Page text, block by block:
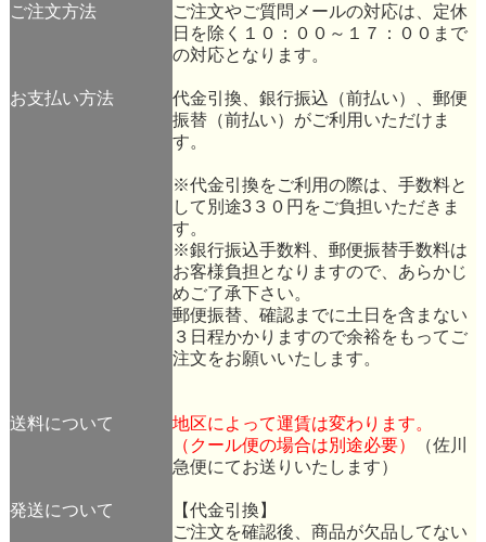
ご注文方法
ご注文やご質問メールの対応は、定休
日を除く１０：００～１７：００まで
の対応となります。
お支払い方法
代金引換、銀行振込（前払い）、郵便
振替（前払い）がご利用いただけま
す。
※代金引換をご利用の際は、手数料と
して別途3３０円をご負担いただきま
す。
※銀行振込手数料、郵便振替手数料は
お客様負担となりますので、あらかじ
めご了承下さい。
郵便振替、確認までに土日を含まない
３日程かかりますので余裕をもってご
注文をお願いいたします。
送料について
地区によって運賃は変わります。
（クール便の場合は別途必要）
（佐川
急便にてお送りいたします）
発送について
【代金引換】
ご注文を確認後、商品が欠品してない